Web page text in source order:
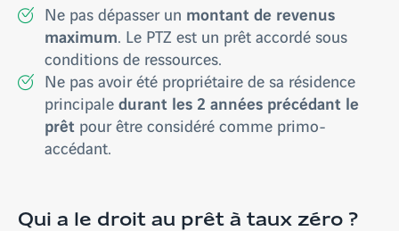
Ne pas dépasser un montant de revenus
maximum. Le PTZ est un prêt accordé sous
conditions de ressources.
Ne pas avoir été propriétaire de sa résidence
principaledurant les 2 années précédant le
prêt pour être considéré comme primo-
accédant.
Qui a le droit au prêt à taux zéro ?